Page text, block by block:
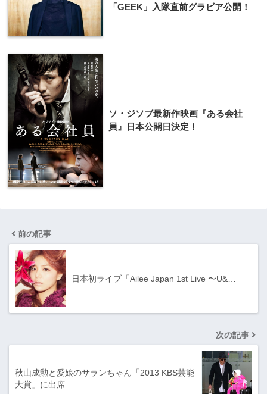
「GEEK」入隊直前グラビア公開！
ソ・ジソブ最新作映画『ある会社
員』日本公開日決定！
前の記事
日本初ライブ「Ailee Japan 1st Live 〜U&…
次の記事
秋山成勲と愛娘のサランちゃん「2013 KBS芸能
大賞」に出席…